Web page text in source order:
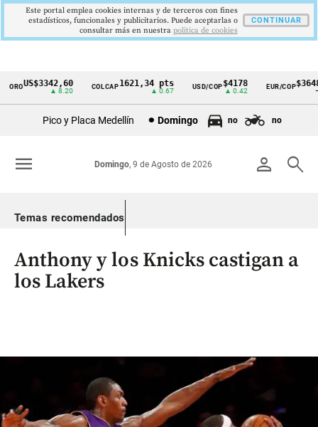
Cintillo
Colombia
US$3342,60
▲ 8.20
COLCAP 1621,34 pts
▲ 0.67
USD/COP$4178
▲ 0.42
EUR/COP$3648
Pico y Placa Medellín Domingo no no
person search
Domingo, 9 de Agosto de 2026
menu
Temas recomendados
Anthony y los Knicks castigan a
los Lakers
Este portal emplea cookies internas y de terceros con fines
estadísticos, funcionales y publicitarios. Puede aceptarlas o
consultar más en nuestra politica de cookies
CONTINUAR